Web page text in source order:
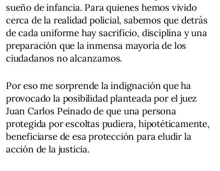
sueño de infancia. Para quienes hemos vivido
cerca de la realidad policial, sabemos que detrás
de cada uniforme hay sacrificio, disciplina y una
preparación que la inmensa mayoría de los
ciudadanos no alcanzamos.
Por eso me sorprende la indignación que ha
provocado la posibilidad planteada por el juez
Juan Carlos Peinado de que una persona
protegida por escoltas pudiera, hipotéticamente,
beneficiarse de esa protección para eludir la
acción de la justicia.